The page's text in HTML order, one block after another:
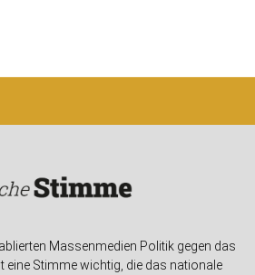
Massenmedien Politik gegen das
eine Stimme wichtig, die das nationale